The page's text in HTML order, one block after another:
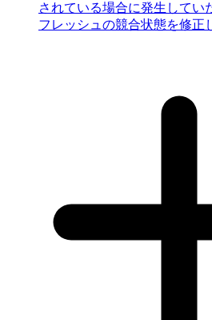
されている場合に発生してい
フレッシュの競合状態を修正